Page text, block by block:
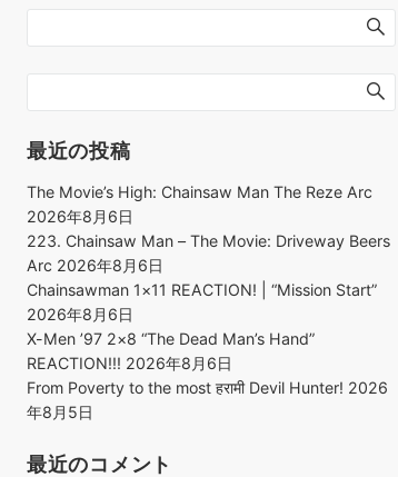
最近の投稿
The Movie’s High: Chainsaw Man The Reze Arc
2026年8月6日
223. Chainsaw Man – The Movie: Driveway Beers
Arc 2026年8月6日
Chainsawman 1×11 REACTION! | “Mission Start”
2026年8月6日
X-Men ’97 2×8 “The Dead Man’s Hand”
REACTION!!! 2026年8月6日
From Poverty to the most हरामी Devil Hunter! 2026
年8月5日
最近のコメント